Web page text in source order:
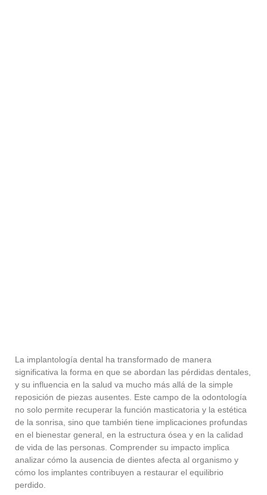
La implantología dental ha transformado de manera
significativa la forma en que se abordan las pérdidas dentales,
y su influencia en la salud va mucho más allá de la simple
reposición de piezas ausentes. Este campo de la odontología
no solo permite recuperar la función masticatoria y la estética
de la sonrisa, sino que también tiene implicaciones profundas
en el bienestar general, en la estructura ósea y en la calidad
de vida de las personas. Comprender su impacto implica
analizar cómo la ausencia de dientes afecta al organismo y
cómo los implantes contribuyen a restaurar el equilibrio
perdido.